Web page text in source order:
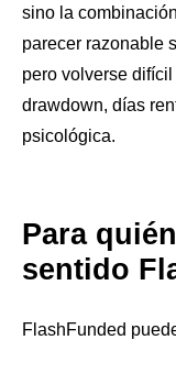
sino la
parecer razonable
pero volverse
drawdown, días
psicológica.
Para
sentido
FlashFunded